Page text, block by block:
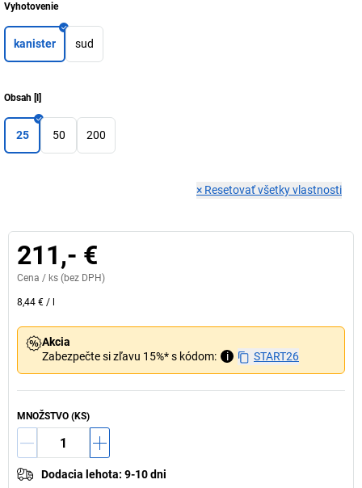
Vyhotovenie
kanister sud
Obsah [ ]
25 50 200
× Resetovať všetky vlastnosti
211,- €
Cena / ks (bez DPH)
8,44 € /
Akcia
Zabezpečte si zľavu 15%* s kódom:
i START26
MNOŽSTVO (KS)
Dodacia lehota: 9-10 dni